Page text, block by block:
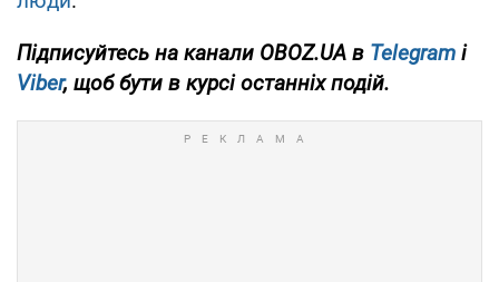
Підписуйтесь на канали OBOZ.UA в Telegram і
Viber, щоб бути в курсі останніх подій.